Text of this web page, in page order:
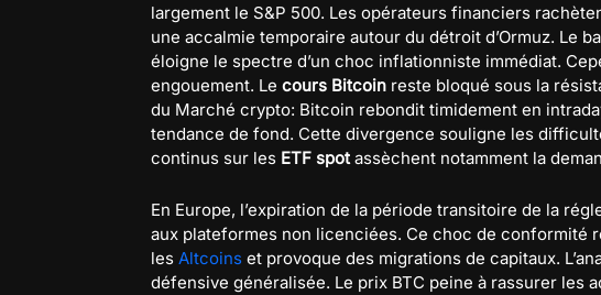
largement le S&P 500. Les opérateurs financiers
une accalmie temporaire autour du détroit d’Ormuz. Le
éloigne le spectre d’un choc inflationniste immédiat.
engouement. Le cours Bitcoin reste bloqué sous la
du Marché crypto: Bitcoin rebondit timidement en
tendance de fond. Cette divergence souligne les
continus sur les ETF spotassèchent notamment la
En Europe, l’expiration de la période transitoire de la
aux plateformes non licenciées. Ce choc de conformité
les Altcoins et provoque des migrations de capitaux.
défensive généralisée. Le prix BTC peine à rassurer les